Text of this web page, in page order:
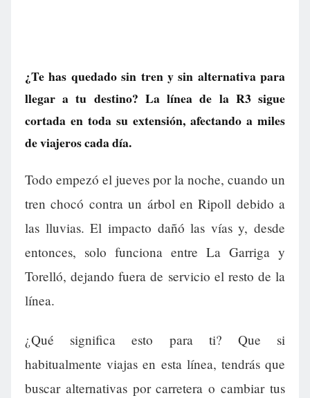
¿Te has quedado sin tren y sin alternativa para
llegar a tu destino? La línea de la R3 sigue
cortada en toda su extensión, afectando a miles
de viajeros cada día.
Todo empezó el jueves por la noche, cuando un
tren chocó contra un árbol en Ripoll debido a
las lluvias. El impacto dañó las vías y, desde
entonces, solo funciona entre La Garriga y
Torelló, dejando fuera de servicio el resto de la
línea.
¿Qué significa esto para ti? Que si
habitualmente viajas en esta línea, tendrás que
buscar alternativas por carretera o cambiar tus